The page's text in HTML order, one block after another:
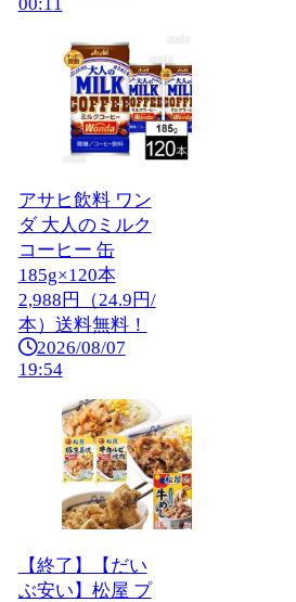
アサヒ飲料 ワン
ダ 大人のミルク
コーヒー 缶
185g×120本
2,988円（24.9円/
本）送料無料！
2026/08/07
19:54
【終了】【だい
ぶ安い】松屋 プ